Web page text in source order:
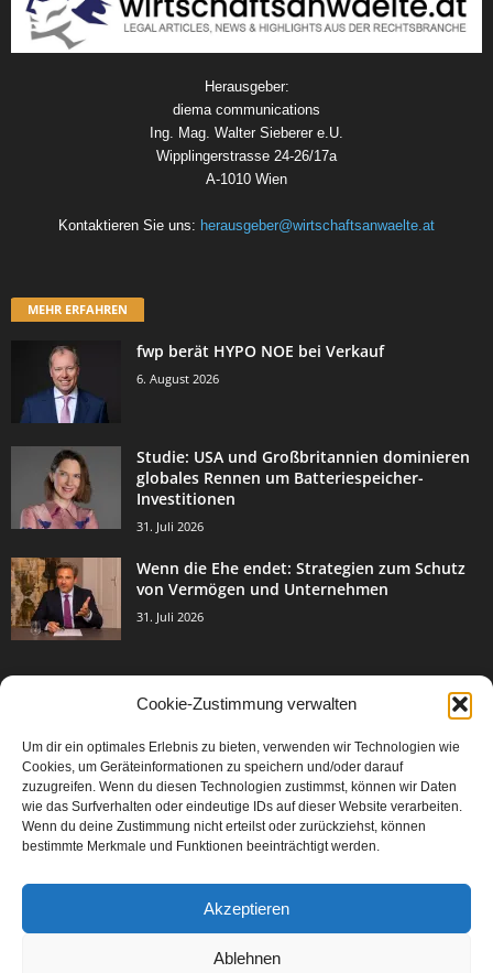
Cookie-Zustimmung verwalten
Um dir ein optimales Erlebnis zu bieten, verwenden wir Technologien wie
Cookies, um Geräteinformationen zu speichern und/oder darauf
zuzugreifen. Wenn du diesen Technologien zustimmst, können wir Daten
wie das Surfverhalten oder eindeutige IDs auf dieser Website verarbeiten.
Wenn du deine Zustimmung nicht erteilst oder zurückziehst, können
bestimmte Merkmale und Funktionen beeinträchtigt werden.
Akzeptieren
Ablehnen
Herausgeber:
diema communications
Ing. Mag. Walter Sieberer e.U.
Wipplingerstrasse 24-26/17a
A-1010 Wien
Kontaktieren Sie uns: herausgeber@wirtschaftsanwaelte.at
MEHR ERFAHREN
fwp berät HYPO NOE bei Verkauf
6. August 2026
Studie: USA und Großbritannien dominieren
globales Rennen um Batteriespeicher-
Investitionen
31. Juli 2026
Wenn die Ehe endet: Strategien zum Schutz
von Vermögen und Unternehmen
31. Juli 2026
Events & Success 3003
Breaking News 2067
Aktuelles
Featured Article
Karriere 567